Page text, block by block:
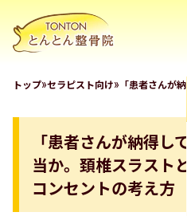
トップ»セラピスト向け» 「患者さんが
「患者さんが納得し
当か。頚椎スラスト
コンセントの考え方